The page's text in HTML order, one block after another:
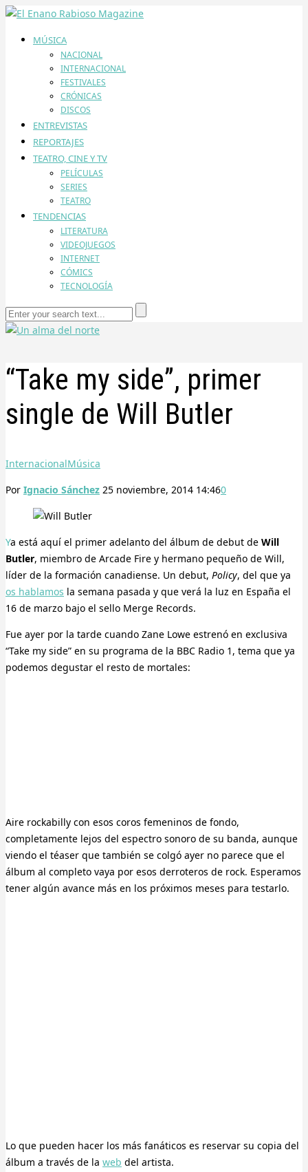
MÚSICA
NACIONAL
INTERNACIONAL
FESTIVALES
CRÓNICAS
DISCOS
ENTREVISTAS
REPORTAJES
TEATRO, CINE Y TV
PELÍCULAS
SERIES
TEATRO
TENDENCIAS
LITERATURA
VIDEOJUEGOS
INTERNET
CÓMICS
TECNOLOGÍA
“Take my side”, primer
single de Will Butler
InternacionalMúsica
Por Ignacio Sánchez 25 noviembre, 2014 14:460
Ya está aquí el primer adelanto del álbum de debut de Will
Butler, miembro de Arcade Fire y hermano pequeño de Will,
líder de la formación canadiense. Un debut, Policy, del que ya
os hablamos la semana pasada y que verá la luz en España el
16 de marzo bajo el sello Merge Records.
Fue ayer por la tarde cuando Zane Lowe estrenó en exclusiva
“Take my side” en su programa de la BBC Radio 1, tema que ya
podemos degustar el resto de mortales:
Aire rockabilly con esos coros femeninos de fondo,
completamente lejos del espectro sonoro de su banda, aunque
viendo el téaser que también se colgó ayer no parece que el
álbum al completo vaya por esos derroteros de rock. Esperamos
tener algún avance más en los próximos meses para testarlo.
Lo que pueden hacer los más fanáticos es reservar su copia del
álbum a través de la web del artista.